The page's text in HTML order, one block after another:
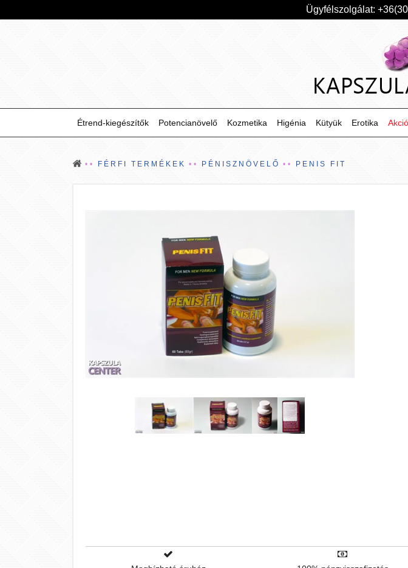
Ügyfélszolgálat:
Étrend-kiegészítők Potencianövelő Kozmetika Higénia Kütyük Erotika Akció
FÉRFI TERMÉKEK PÉNISZNÖVELŐ PENIS FIT